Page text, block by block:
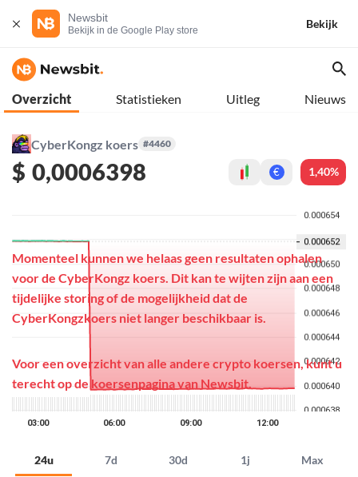
Newsbit
Bekijk in de Google Play store
Bekijk
Overzicht Statistieken Uitleg Nieuws
CyberKongz koers #4460
$ 0,0006398 € 1,40%
24u 7d 30d 1j Max
Momenteel kunnen we helaas geen resultaten ophalen
voor de CyberKongz koers. Dit kan te wijten zijn aan een
tijdelijke storing of de mogelijkheid dat de
CyberKongzkoers niet langer beschikbaar is.
Voor een overzicht van alle andere crypto koersen, kunt u
terecht op de koersenpaginavan Newsbit.